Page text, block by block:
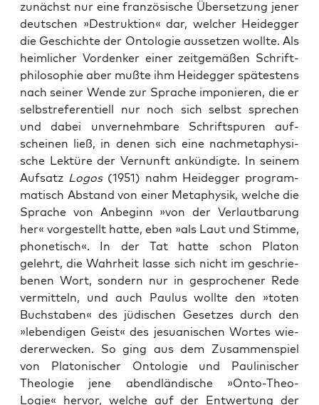
zunächst nur eine fran­zö­si­sche Über­set­zung jener
deut­schen »Destruk­ti­on« dar, wel­cher Heid­eg­ger
die Geschich­te der Onto­lo­gie aus­set­zen woll­te. Als
heim­li­cher Vor­den­ker einer zeit­ge­mä­ßen Schrift­
phi­lo­so­phie aber muß­te ihm Heid­eg­ger spä­tes­tens
nach sei­ner Wen­de zur Spra­che impo­nie­ren, die er
selbst­re­fe­ren­ti­ell nur noch sich selbst spre­chen
und dabei unver­nehm­ba­re Schrift­spu­ren auf­
schei­nen ließ, in denen sich eine nach­me­ta­phy­si­
sche Lek­tü­re der Ver­nunft ankün­dig­te. In sei­nem
Auf­satz Logos(1951) nahm Heid­eg­ger pro­gram­
ma­tisch Abstand von einer Meta­phy­sik, wel­che die
Spra­che von Anbe­ginn »von der Ver­laut­ba­rung
her« vor­ge­stellt hat­te, eben »als Laut und Stim­me,
pho­ne­tisch«. In der Tat hat­te schon Pla­ton
gelehrt, die Wahr­heit las­se sich nicht im geschrie­
be­nen Wort, son­dern nur in gespro­che­ner Rede
ver­mit­teln, und auch Pau­lus woll­te den »toten
Buch­sta­ben« des jüdi­schen Geset­zes durch den
»leben­di­gen Geist« des jesu­a­ni­schen Wor­tes wie­
der­erwe­cken. So ging aus dem Zusam­men­spiel
von Pla­to­ni­scher Onto­lo­gie und Pau­li­ni­scher
Theo­lo­gie jene abend­län­di­sche »Onto-Theo-
Logie« her­vor, wel­che auf der Ent­wer­tung der